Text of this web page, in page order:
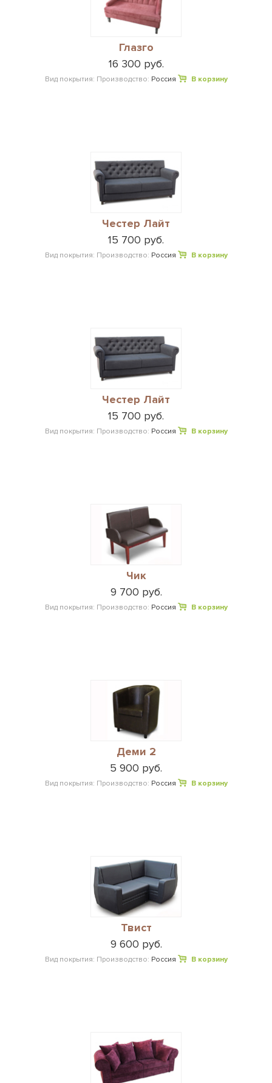
Глазго
16 300 руб.
Вид покрытия: Производство: Россия В корзину
Честер Лайт
15 700 руб.
Вид покрытия: Производство: Россия В корзину
Честер Лайт
15 700 руб.
Вид покрытия: Производство: Россия В корзину
Чик
9 700 руб.
Вид покрытия: Производство: Россия В корзину
Деми 2
5 900 руб.
Вид покрытия: Производство: Россия В корзину
Твист
9 600 руб.
Вид покрытия: Производство: Россия В корзину